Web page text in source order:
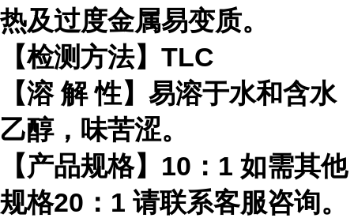
热及过度金属易变质。
【检测方法】TLC
【溶 解 性】易溶于水和含水
乙醇，味苦涩。
【产品规格】10：1 如需其他
规格20：1 请联系客服咨询。